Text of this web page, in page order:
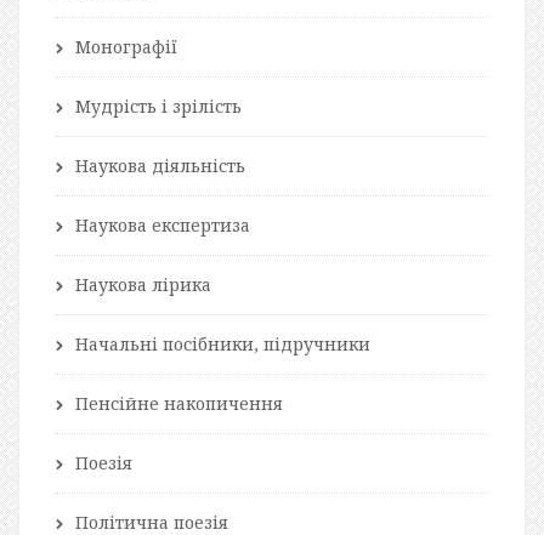
Монографії
Мудрість і зрілість
Наукова діяльність
Наукова експертиза
Наукова лірика
Начальні посібники, підручники
Пенсійне накопичення
Поезія
Політична поезія